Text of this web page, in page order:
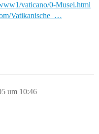
vaticano/0-Musei.html
Vatikanische_…
um 10:46